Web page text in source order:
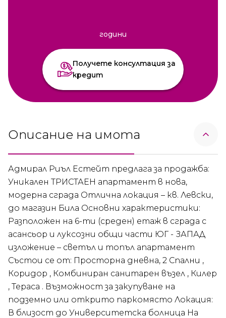
години
Получете консултация за
кредит
Описание на имота
Адмирал Риъл Естейт предлага за продажба:
Уникален ТРИСТАЕН апартамент в нова,
модерна сграда Отлична локация – кв. Левски,
до магазин Била Основни характеристики:
Разположен на 6-ти (среден) етаж в сграда с
асансьор и луксозни общи части ЮГ - ЗАПАД
изложение – светъл и топъл апартамент
Състои се от: Просторна дневна, 2 Спални ,
Коридор , Комбиниран санитарен възел , Килер
, Тераса . Възможност за закупуване на
подземно или открито паркомясто Локация:
В близост до Университетска болница На